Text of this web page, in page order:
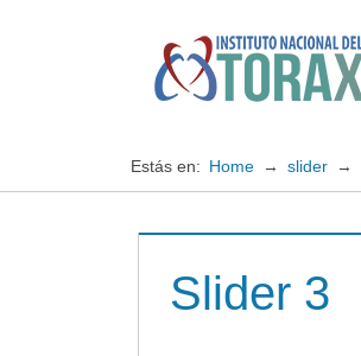
Instituto
Nacional
del
TORAX
Especialistas
cardiopulmonares
Estás en: Home slider
Slider 3